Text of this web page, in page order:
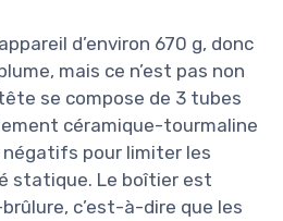
d’environ 670 g, donc
mais ce n’est pas non
se compose de 3 tubes
céramique-tourmaline
négatifs pour limiter les
statique. Le boîtier est
c’est-à-dire que les